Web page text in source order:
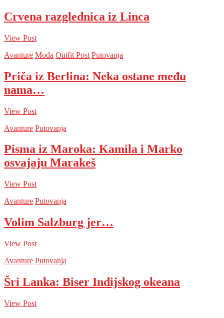
Crvena razglednica iz Linca
View Post
Avanture Moda Outfit Post Putovanja
Priča iz Berlina: Neka ostane među
nama…
View Post
Avanture Putovanja
Pisma iz Maroka: Kamila i Marko
osvajaju Marakeš
View Post
Avanture Putovanja
Volim Salzburg jer…
View Post
Avanture Putovanja
Šri Lanka: Biser Indijskog okeana
View Post